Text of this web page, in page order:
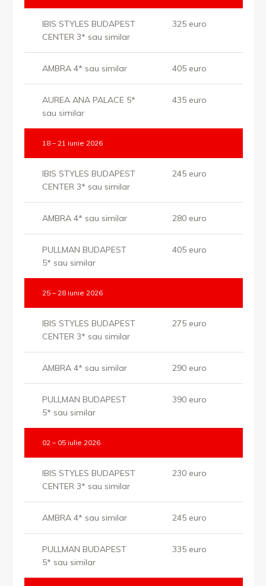
IBIS STYLES BUDAPEST
CENTER 3* sau similar
325 euro
AMBRA 4* sau similar 405 euro
AUREA ANA PALACE 5*
sau similar
435 euro
18 – 21 iunie 2026
IBIS STYLES BUDAPEST
CENTER 3* sau similar
245 euro
AMBRA 4* sau similar 280 euro
PULLMAN BUDAPEST
5* sau similar
405 euro
25 – 28 iunie 2026
IBIS STYLES BUDAPEST
CENTER 3* sau similar
275 euro
AMBRA 4* sau similar 290 euro
PULLMAN BUDAPEST
5* sau similar
390 euro
02 – 05 iulie 2026
IBIS STYLES BUDAPEST
CENTER 3* sau similar
230 euro
AMBRA 4* sau similar 245 euro
PULLMAN BUDAPEST
5* sau similar
335 euro